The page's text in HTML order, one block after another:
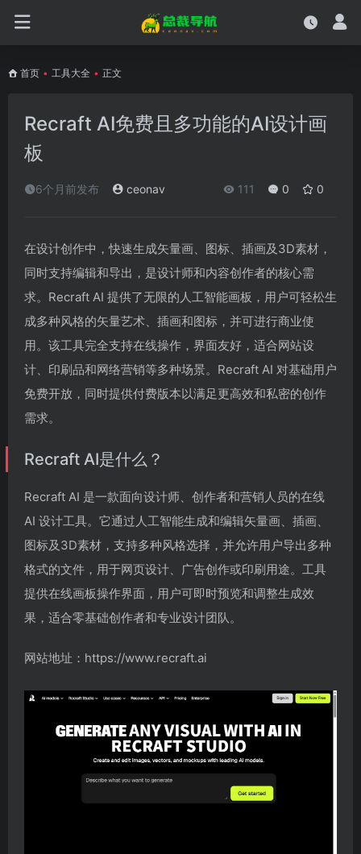
首页 • 工具大全 • 正文
Recraft AI免费且多功能的AI设计画
板
6个月前发布 ceonav 111 0 0
在设计创作中，快速生成矢量画、图标、插画及3D素材，
同时支持编辑和导出，是设计师和内容创作者的核心需
求。Recraft AI 提供了无限的人工智能画板，用户可轻松生
成多种风格的矢量艺术、插画和图标，并可进行商业使
用。该工具完全支持在线操作，界面友好，适合网站设
计、印刷品和网络营销等多种场景。Recraft AI 对基础用户
免费开放，同时提供付费版本以满足更高效和私密的创作
需求。
Recraft AI是什么？
Recraft AI 是一款面向设计师、创作者和营销人员的在线
AI 设计工具。它通过人工智能生成和编辑矢量画、插画、
图标及3D素材，支持多种风格选择，并允许用户导出多种
格式的文件，用于网页设计、广告创作或印刷用途。工具
提供在线画板操作界面，用户可即时预览和调整生成效
果，适合零基础创作者和专业设计团队。
网站地址：https://www.recraft.ai